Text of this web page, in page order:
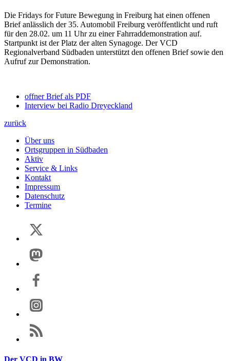
Die Fridays for Future Bewegung in Freiburg hat einen offenen
Brief anlässlich der 35. Automobil Freiburg veröffentlicht und ruft
für den 28.02. um 11 Uhr zu einer Fahrraddemonstration auf.
Startpunkt ist der Platz der alten Synagoge. Der VCD
Regionalverband Südbaden unterstützt den offenen Brief sowie den
Aufruf zur Demonstration.
offner Brief als PDF
Interview bei Radio Dreyeckland
zurück
Über uns
Ortsgruppen in Südbaden
Aktiv
Service & Links
Kontakt
Impressum
Datenschutz
Termine